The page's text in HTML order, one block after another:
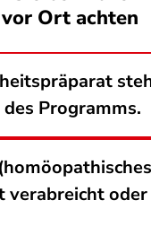
Ort achten
Programms.
verabreicht oder